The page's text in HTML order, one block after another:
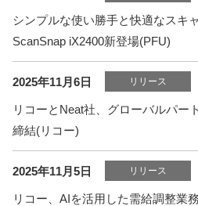
シンプルな使い勝手と快適なスキ
ScanSnap iX2400新登場(PFU)
2025年11月6日 リリース
リコーとNeat社、グローバルパー
締結(リコー)
2025年11月5日 リリース
リコー、AIを活用した需給調整業